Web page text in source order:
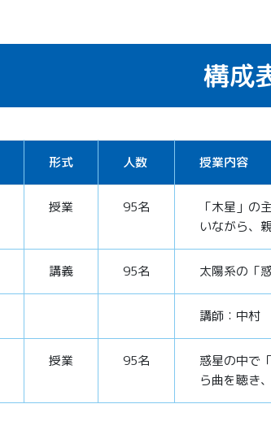
構成
形式 人数 授業内容
授業 95名
「木星」の
いながら、
講義 95名 太陽系の「
講師：中村
授業 95名
惑星の中で
ら曲を聴き